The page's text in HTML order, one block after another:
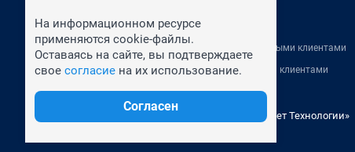
По вопросам коммерческого сотрудничества:
Жапарова Жанна, менеджер по работе с федеральными клиентами
zhanna.zhaparova@shkulev.ru , моб. + 7 982 640 34 32
Ревина Мария, директор по работе с федеральными клиентами
© ООО «Интернет Технологии»
На информационном ресурсе
применяются cookie-файлы.
Оставаясь на сайте, вы подтверждаете
свое согласие на их использование.
Согласен